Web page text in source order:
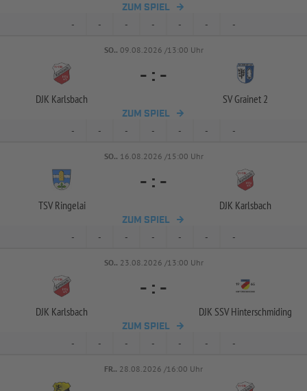
ZUM SPIEL
- - - - - - -
SO.. 09.08.2026 /13:00 Uhr
DJK Karlsbach
- : -
SV Grainet 2
ZUM SPIEL
- - - - - - -
SO.. 16.08.2026 /15:00 Uhr
TSV Ringelai
- : -
DJK Karlsbach
ZUM SPIEL
- - - - - - -
SO.. 23.08.2026 /13:00 Uhr
DJK Karlsbach
- : -
DJK SSV Hinterschmiding
ZUM SPIEL
- - - - - - -
FR.. 28.08.2026 /16:00 Uhr